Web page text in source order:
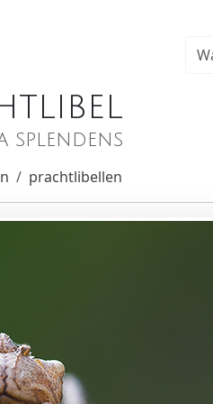
splendens
prachtlibellen